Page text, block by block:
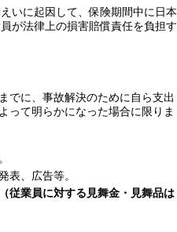
いに起因して、保険期間中に日本
が法律上の損害賠償責任を負担す
でに、事故解決のために自ら支出
って明らかになった場合に限りま
表、広告等。
従業員に対する見舞金・見舞品は